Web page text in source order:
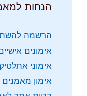
הנחות
הרשמה
אימונים
אימוני
אימון מאמנים